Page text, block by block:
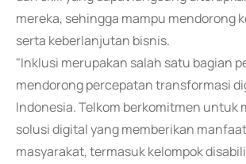
mereka, sehingga mampu mendorong
serta keberlanjutan bisnis.
"Inklusi merupakan salah satu bagian
mendorong percepatan transformasi
Indonesia. Telkom berkomitmen untuk
solusi digital yang memberikan
masyarakat, termasuk kelompok